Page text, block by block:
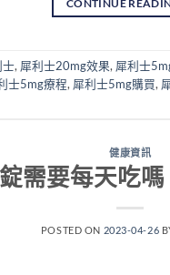
CONTINUE
士, 犀利士20mg效果, 犀利士
士5mg療程, 犀利士5mg購買,
健康資訊
需要每天吃
POSTED ON 2023-04-26